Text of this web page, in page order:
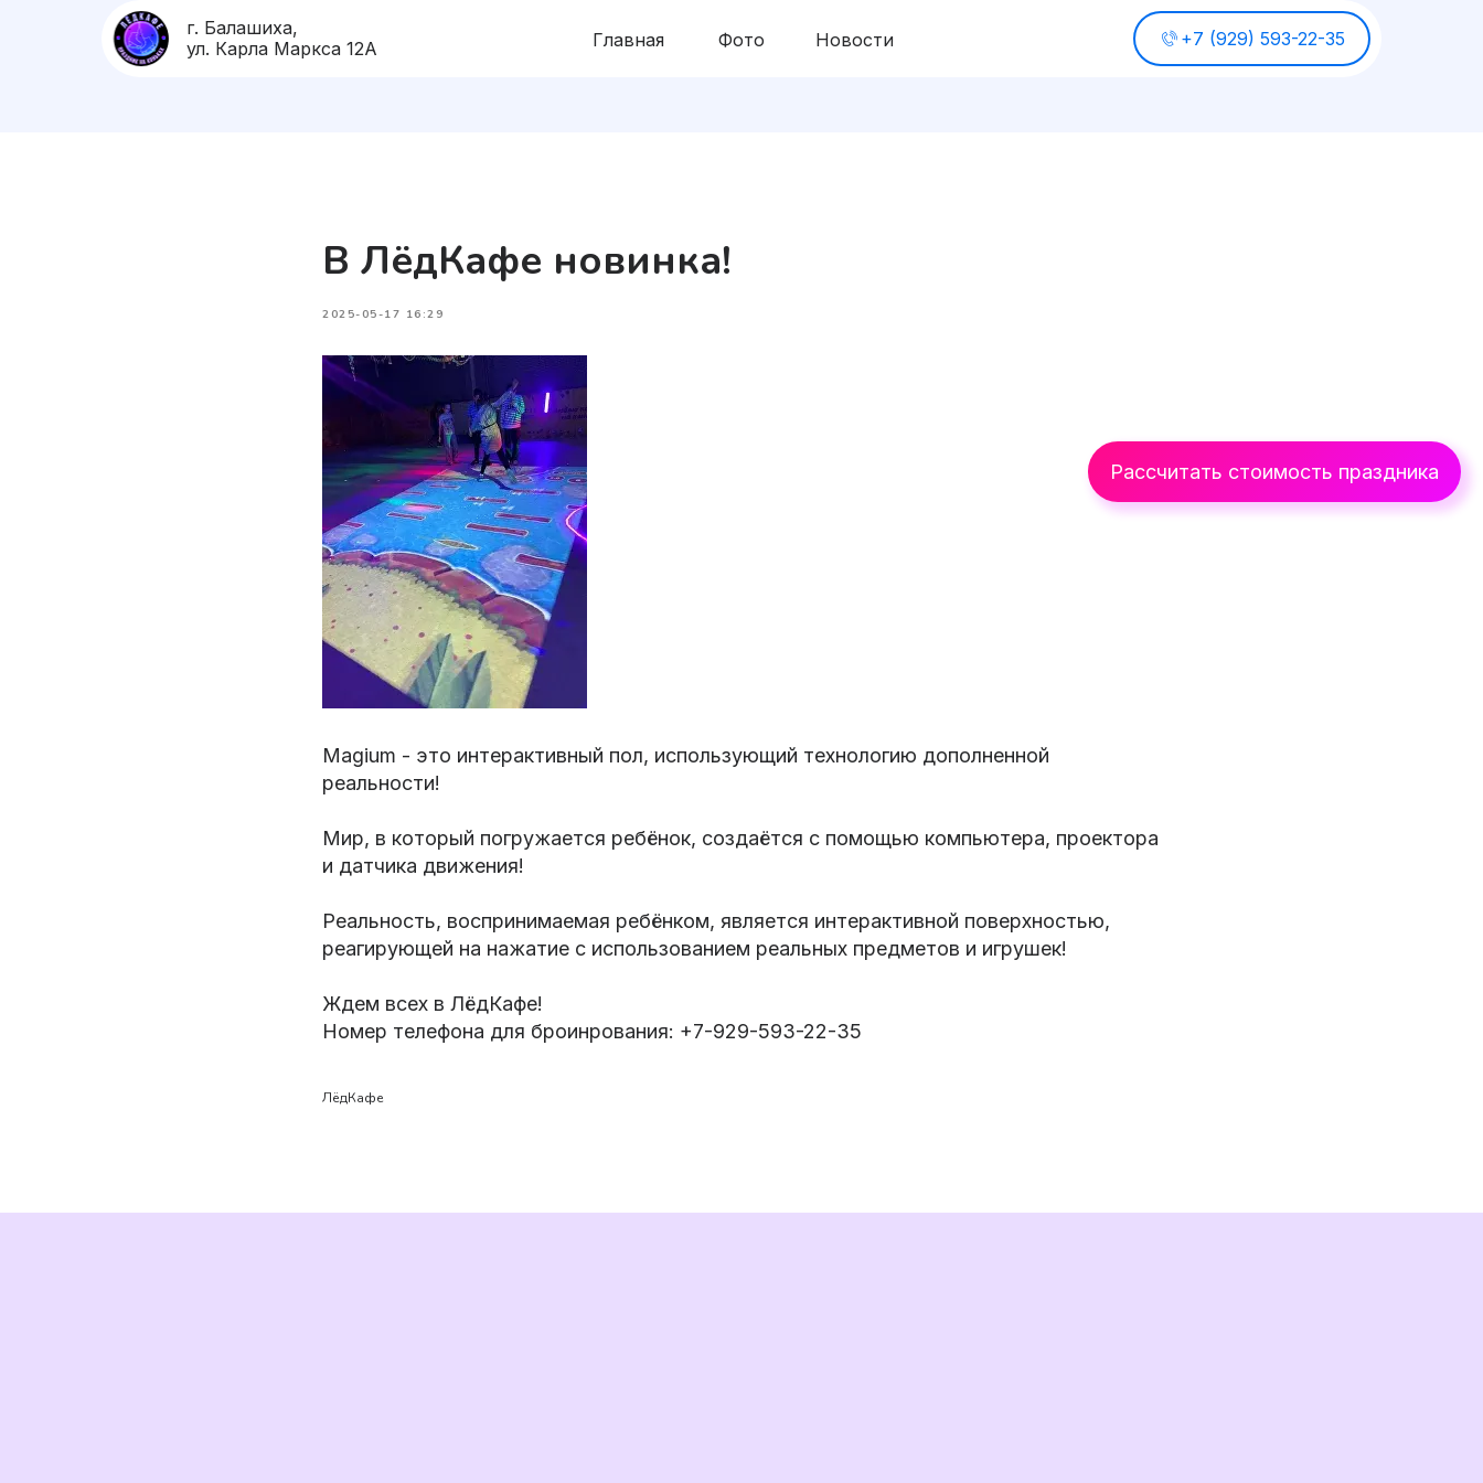
+7 (929) 593-22-35
Новости
Фото
Главная
г. Балашиха,
ул. Карла Маркса 12А
В ЛёдКафе новинка!
2025-05-17 16:29
Magium - это интерактивный пол, использующий технологию дополненной
реальности!
Мир, в который погружается ребёнок, создаётся с помощью компьютера, проектора
и датчика движения!
Реальность, воспринимаемая ребёнком, является интерактивной поверхностью,
реагирующей на нажатие с использованием реальных предметов и игрушек!
Ждем всех в ЛёдКафе!
Номер телефона для броинрования: +7-929-593-22-35
ЛёдКафе
Рассчитать стоимость праздника